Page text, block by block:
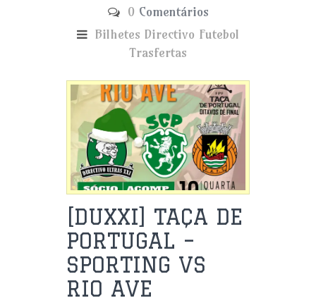
0 Comentários
Bilhetes Directivo Futebol
Trasfertas
[DUXXI] TAÇA DE
PORTUGAL –
SPORTING VS
RIO AVE